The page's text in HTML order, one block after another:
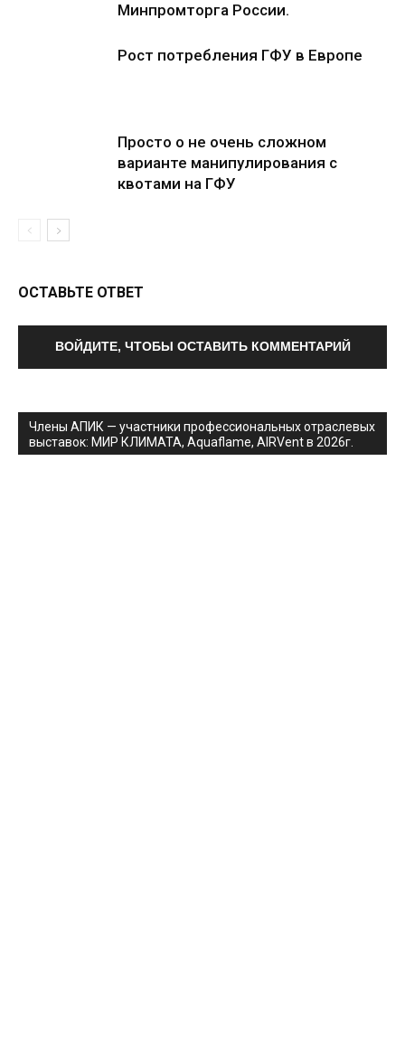
Минпромторга России.
Рост потребления ГФУ в Европе
Просто о не очень сложном
варианте манипулирования с
квотами на ГФУ
ОСТАВЬТЕ ОТВЕТ
ВОЙДИТЕ, ЧТОБЫ ОСТАВИТЬ КОММЕНТАРИЙ
Члены АПИК — участники профессиональных отраслевых
выставок: МИР КЛИМАТА, Aquaflame, AIRVent в 2026г.